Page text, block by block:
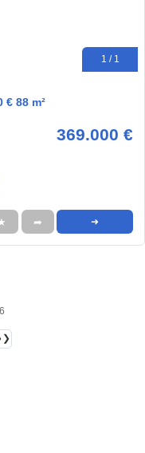
1 / 1
88 m²
369.000 €
➦ ➜